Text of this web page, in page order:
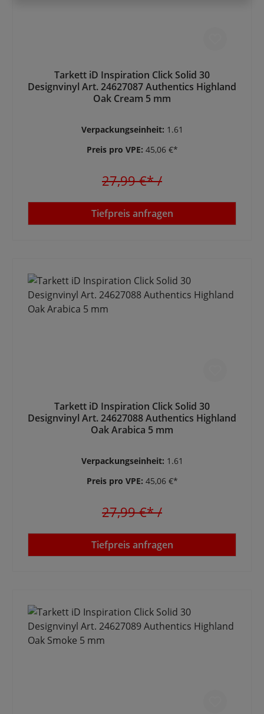
Tarkett iD Inspiration Click Solid 30
Designvinyl Art. 24627087 Authentics Highland
Oak Cream 5 mm
Verpackungseinheit: 1.61
Preis pro VPE: 45,06 €*
27,99 €*/
Tiefpreis anfragen
Tarkett iD Inspiration Click Solid 30
Designvinyl Art. 24627088 Authentics Highland
Oak Arabica 5 mm
Verpackungseinheit: 1.61
Preis pro VPE: 45,06 €*
27,99 €*/
Tiefpreis anfragen